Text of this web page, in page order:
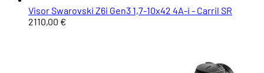
Visor Swarovski Z6i Gen3 1,7-10x42 4A-i - Carril SR
2110,00 €